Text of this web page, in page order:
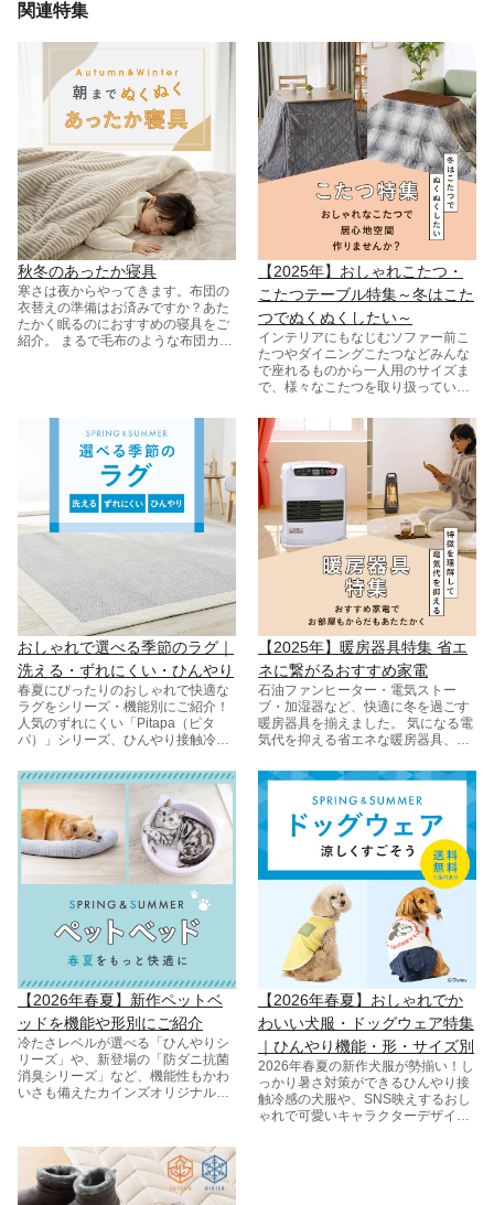
関連特集
秋冬のあったか寝具
寒さは夜からやってきます。布団の
衣替えの準備はお済みですか？あた
たかく眠るのにおすすめの寝具をご
紹介。 まるで毛布のような布団カバ
【2025年】おしゃれこたつ・
こたつテーブル特集～冬はこた
つでぬくぬくしたい～
インテリアにもなじむソファー前こ
たつやダイニングこたつなどみんな
で座れるものから一人用のサイズま
で、様々なこたつを取り扱っていま
した。
おしゃれで選べる季節のラグ｜
洗える・ずれにくい・ひんやり
春夏にぴったりのおしゃれで快適な
ラグをシリーズ・機能別にご紹介！
人気のずれにくい「Pitapa（ピタ
パ）」シリーズ、ひんやり接触冷感
夏におすすめのい草ラグなど、用途
や好みに合わせて選べます。クッシ
ョンや座椅子と組み合わせれば、お
部屋のくつろぎ空間をさらに快適
に。
【2025年】暖房器具特集 省エ
ネに繋がるおすすめ家電
石油ファンヒーター・電気ストー
ブ・加湿器など、​快適に​冬を​過ごす
暖房器具を​揃えました。​ 気に​なる​電
気代を​抑える​省エネな​暖房器具、​お
【2026年春夏】新作ペットベ
ッドを​機能や​形別に​ご紹介
冷たさレベルが​選べる​「ひんやりシ
リーズ」や、​新登場の​「防ダニ抗菌
消臭シリーズ」など、​機能性も​かわ
いさも​備えた​カインズオリジナルベ
【2026年春夏】おしゃれでか
わいい犬服・ドッグウェア特集
｜ひんやり機能・形・サイズ別
2026年春夏の新作犬服が勢揃い！し
っかり暑さ対策ができるひんやり接
触冷感の犬服や、SNS映えするおし
ゃれで可愛いキャラクターデザイン